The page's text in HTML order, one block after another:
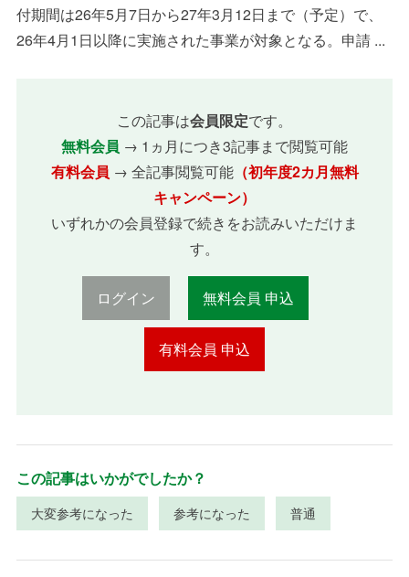
付期間は26年5月7日から27年3月12日まで（予定）で、
26年4月1日以降に実施された事業が対象となる。申請 ...
この記事は会員限定です。
無料会員 → 1ヵ月につき3記事まで閲覧可能
有料会員 → 全記事閲覧可能（初年度2カ月無料
キャンペーン）
いずれかの会員登録で続きをお読みいただけま
す。
ログイン 無料会員 申込
有料会員 申込
この記事はいかがでしたか？
大変参考になった 参考になった 普通